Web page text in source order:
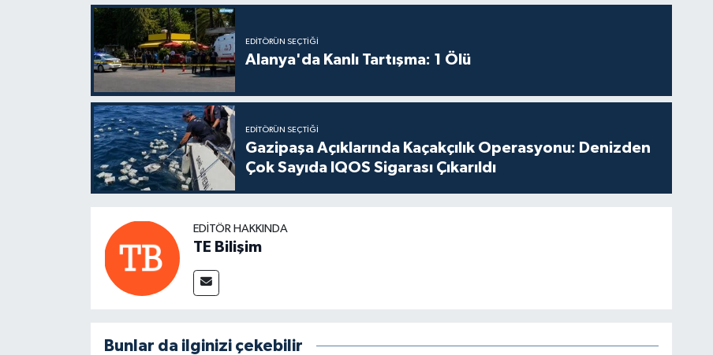
EDITÖRÜN SEÇTIĞI
Alanya'da Kanlı Tartışma: 1 Ölü
EDITÖRÜN SEÇTIĞI
Gazipaşa Açıklarında Kaçakçılık Operasyonu: Denizden
Çok Sayıda IQOS Sigarası Çıkarıldı
EDITÖR HAKKINDA
TE Bilişim
Bunlar da ilginizi çekebilir